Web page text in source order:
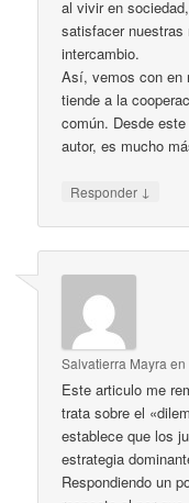
al vivir en
satisfacer nuestras
intercambio.
Así, vemos con en
tiende a la
común. Desde
autor, es mucho
Responder ↓
Salvatierra Mayra en
Este articulo me
trata sobre el
establece que los
estrategia
Respondiendo un